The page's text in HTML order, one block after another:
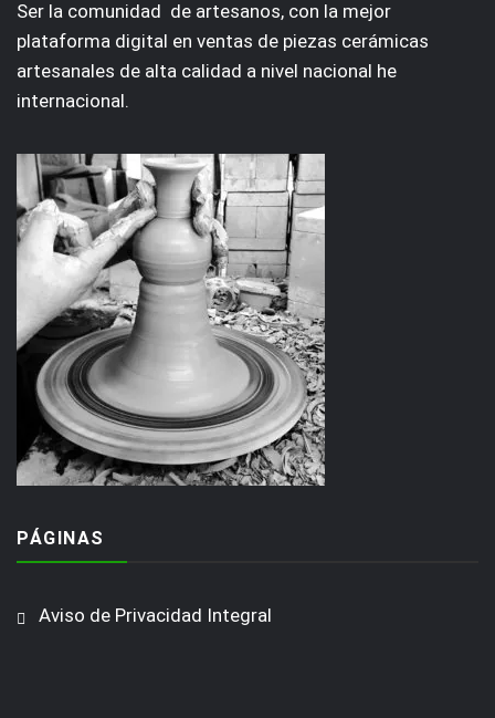
Ser la comunidad de artesanos, con la mejor
plataforma digital en ventas de piezas cerámicas
artesanales de alta calidad a nivel nacional he
internacional.
PÁGINAS
Aviso de Privacidad Integral